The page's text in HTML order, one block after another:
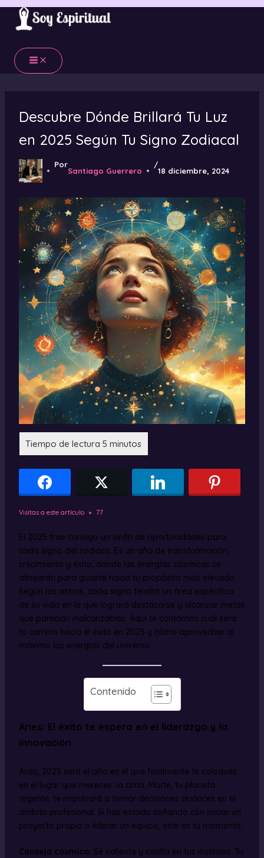
Ir
contenido
Descubre Dónde Brillará Tu Luz
en 2025 Según Tu Signo Zodiacal
Por
Santiago Guerrero
/
18 diciembre, 2024
Visitas a este artículo 77
El 2025 trae consigo un sinfín de oportunidades para
cada signo del zodiaco. Es un año de transformación,
crecimiento y éxito, donde las energías cósmicas se
alinearán para guiarte hacia tu propósito más elevado.
Según los astros, cada signo tendrá un área específica
de su vida en la que logrará destacarse y alcanzar metas
que parecían inalcanzables. Aquí te contamos cuál será
tu camino hacia el éxito en 2025 y cómo aprovechar al
máximo las energías del universo.
Contenido
Aries: El éxito te espera en el liderazgo y la
innovación
Aries, 2025 será el año en el que finalmente te coloques
en el lugar que mereces: la cima. Marte, tu planeta
regente, te impulsará a tomar decisiones audaces en el
ámbito profesional. Si has estado soñando con iniciar un
proyecto propio o liderar un equipo, este es tu momento.
Consejo cósmico: Sé valiente y confía en tus instintos. Tu